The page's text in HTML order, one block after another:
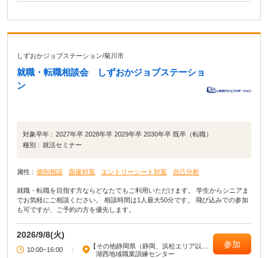
しずおかジョブステーション/菊川市
就職・転職相談会 しずおかジョブステーショ
ン
対象卒年 : 2027年卒 2028年卒 2029年卒 2030年卒 既卒（転職）
種別 : 就活セミナー
属性 : 個別相談 面接対策 エントリーシート対策 自己分析
就職・転職を目指す方ならどなたでもご利用いただけます。 学生からシニアま
でお気軽にご相談ください。 相談時間は1人最大50分です。 飛び込みでの参加
も可ですが、ご予約の方を優先します。
2026/9/8(火)
10:00~16:00 |
【その他静岡県（静岡、浜松エリア以
外）】
湖西地域職業訓練センター
参加